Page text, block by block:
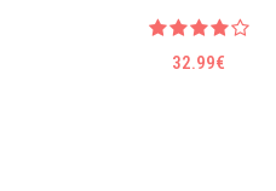
32.99€